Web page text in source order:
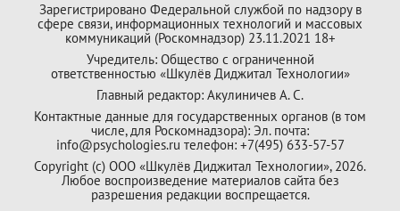
Зарегистрировано Федеральной службой по надзору в
сфере связи, информационных технологий и массовых
коммуникаций (Роскомнадзор) 23.11.2021 18+
Учредитель: Общество с ограниченной
ответственностью «Шкулёв Диджитал Технологии»
Главный редактор: Акулиничев А. С.
Контактные данные для государственных органов (в том
числе, для Роскомнадзора): Эл. почта:
info@psychologies.ru телефон: +7(495) 633-57-57
Copyright (с) ООО «Шкулёв Диджитал Технологии», 2026.
Любое воспроизведение материалов сайта без
разрешения редакции воспрещается.